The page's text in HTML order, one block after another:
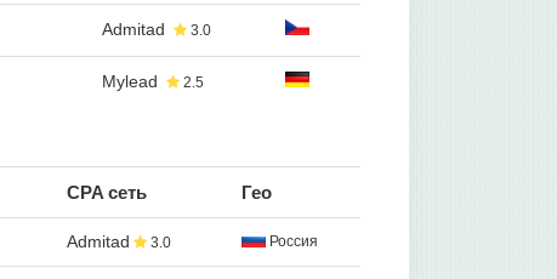
Admitad 3.0
Mylead 2.5
CPA сеть Гео
Admitad 3.0 Россия